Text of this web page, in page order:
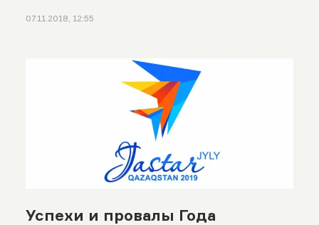
07.11.2018, 12:55
Успехи и провалы Года